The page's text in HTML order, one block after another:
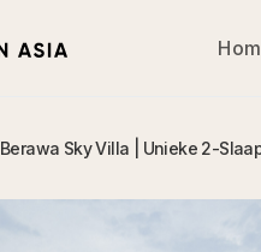
Berawa Sky Villa | Unieke 2-